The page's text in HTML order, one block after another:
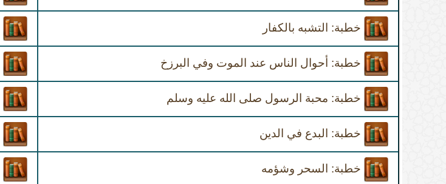
خطبة: التشبه بالكفار
خطبة: أحوال الناس عند الموت وفي البرزخ
خطبة: محبة الرسول صلى الله عليه وسلم
خطبة: البدع في الدين
خطبة: السحر وشؤمه